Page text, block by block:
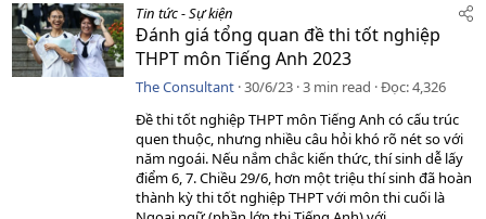
Tin tức - Sự kiện
Đánh giá tổng quan đề thi tốt nghiệp
THPT môn Tiếng Anh 2023
The Consultant 30/6/23 3 min read Đọc 4,326
Đề thi tốt nghiệp THPT môn Tiếng Anh có cấu trúc
quen thuộc, nhưng nhiều câu hỏi khó rõ nét so với
năm ngoái. Nếu nắm chắc kiến thức, thí sinh dễ lấy
điểm 6, 7. Chiều 29/6, hơn một triệu thí sinh đã hoàn
thành kỳ thi tốt nghiệp THPT với môn thi cuối là